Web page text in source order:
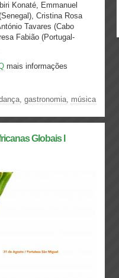
Konaté, Emmanuel
Cristina Rosa
Tavares (Cabo
Fabião (Portugal-
mais informações
, gastronomia, música
Globais I